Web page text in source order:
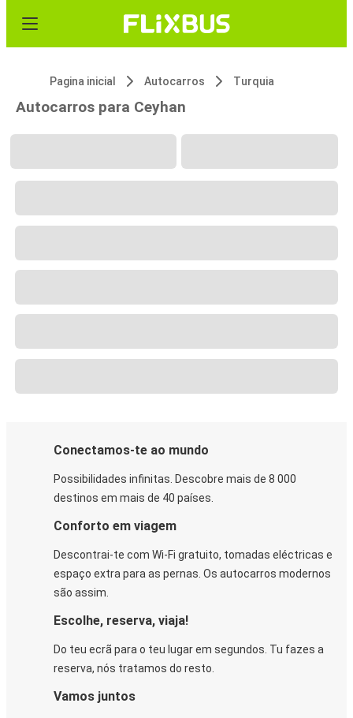
Pagina inicial Autocarros Turquia
Autocarros para Ceyhan
Conectamos-te ao mundo
Possibilidades infinitas. Descobre mais de 8 000
destinos em mais de 40 países.
Conforto em viagem
Descontrai-te com Wi-Fi gratuito, tomadas eléctricas e
espaço extra para as pernas. Os autocarros modernos
são assim.
Escolhe, reserva, viaja!
Do teu ecrã para o teu lugar em segundos. Tu fazes a
reserva, nós tratamos do resto.
Vamos juntos